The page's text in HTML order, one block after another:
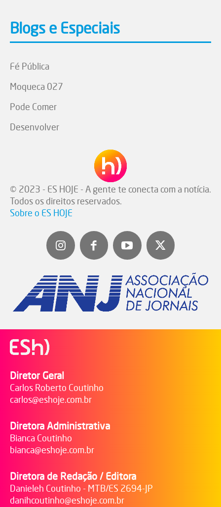
Blogs e Especiais
Fé Pública
Moqueca 027
Pode Comer
Desenvolver
© 2023 - ES HOJE - A gente te conecta com a notícia.
Todos os direitos reservados.
Sobre o ES HOJE
Diretor Geral
Carlos Roberto Coutinho
carlos@eshoje.com.br
Diretora Administrativa
Bianca Coutinho
bianca@eshoje.com.br
Diretora de Redação / Editora
Danieleh Coutinho - MTB/ES 2694-JP
danihcoutinho@eshoje.com.br